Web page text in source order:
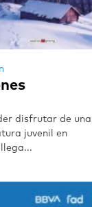
disfrutar de una
juvenil en